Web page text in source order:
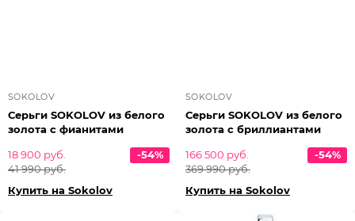
SOKOLOV
Серьги SOKOLOV из белого
золота с фианитами
18 900 руб.
41 990 руб.
-54%
Купить на Sokolov
SOKOLOV
Серьги SOKOLOV из белого
золота с бриллиантами
166 500 руб.
369 990 руб.
-54%
Купить на Sokolov